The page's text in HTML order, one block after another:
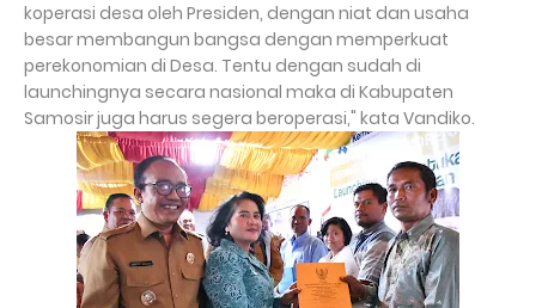
koperasi desa oleh Presiden, dengan niat dan usaha
besar membangun bangsa dengan memperkuat
perekonomian di Desa. Tentu dengan sudah di
launchingnya secara nasional maka di Kabupaten
Samosir juga harus segera beroperasi," kata Vandiko.